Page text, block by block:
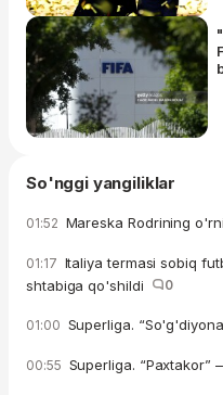
So'nggi yangiliklar
01:52 Mareska Rodrining
01:17 Italiya termasi sobiq
shtabiga qo'shildi
0
01:00 Superliga.
00:55 Superliga. “Paxtakor”